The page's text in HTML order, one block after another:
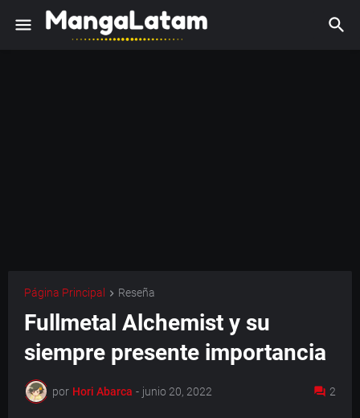
Página Principal Reseña
Fullmetal Alchemist y su
siempre presente importancia
por Hori Abarca - junio 20, 2022 2